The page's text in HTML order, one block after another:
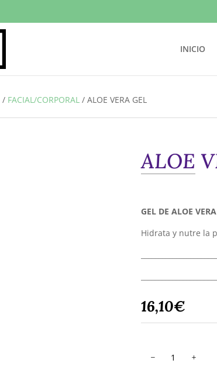
INICIO
/ FACIAL/CORPORAL /ALOE VERA GEL
ALOE
GEL DE ALOE
Hidrata y nutre la
16,10€
VERA